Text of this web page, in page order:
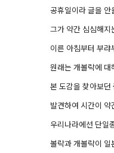
공휴일이라 글을 안
그가 약간 심심해지
이른 아침부터 부
원래는 개볼락에 대
본 도감을 찾아보던
발견하여 시간이
우리나라에선 단일
볼락과 개볼락이 일